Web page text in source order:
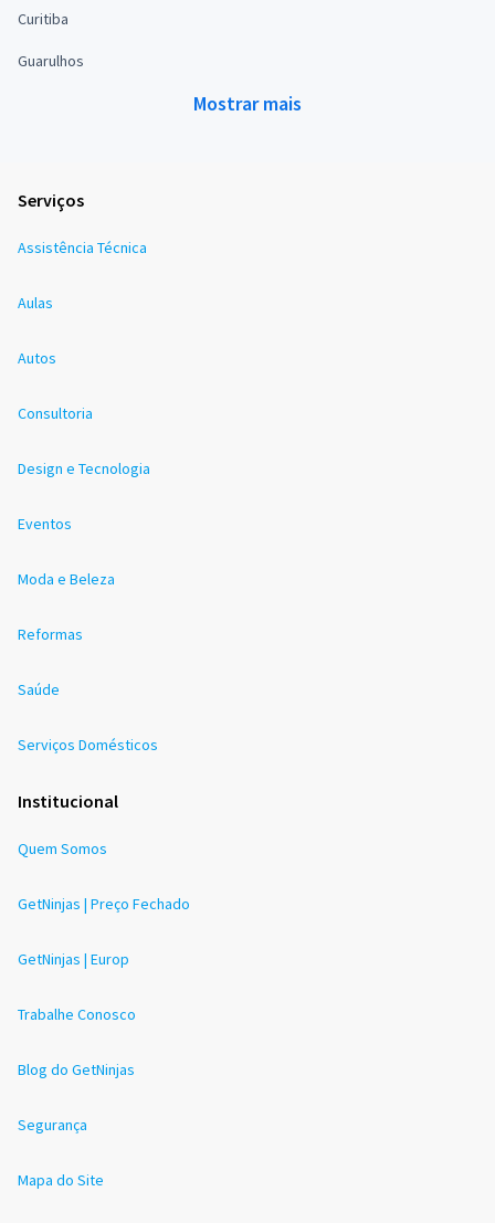
Curitiba
Guarulhos
Mostrar mais
Serviços
Assistência Técnica
Aulas
Autos
Consultoria
Design e Tecnologia
Eventos
Moda e Beleza
Reformas
Saúde
Serviços Domésticos
Institucional
Quem Somos
GetNinjas | Preço Fechado
GetNinjas | Europ
Trabalhe Conosco
Blog do GetNinjas
Segurança
Mapa do Site